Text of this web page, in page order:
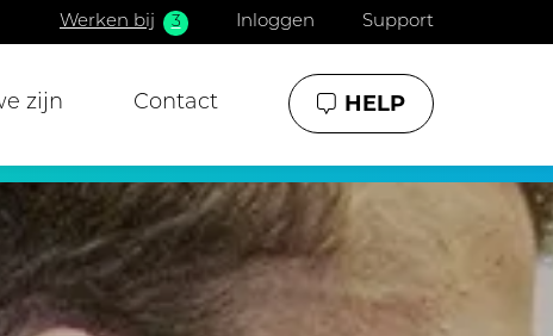
Werken bij 3 Inloggen Support
zijn Contact HELP